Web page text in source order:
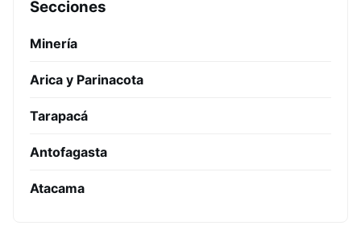
Secciones
Minería
Arica y Parinacota
Tarapacá
Antofagasta
Atacama